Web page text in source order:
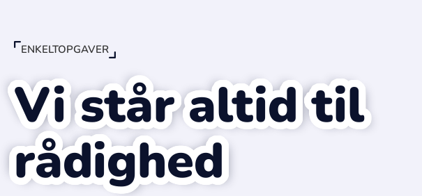
ENKELTOPGAVER
Vi står altid til
rådighed